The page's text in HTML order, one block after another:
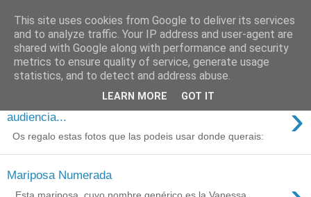
Está de pinga
3/8/26
Agradecimientos a Ares por su
audiencia...
›
Os regalo estas fotos que las podeis usar donde querais:
Mariposa Numerada
Esta mariposa, cuyo nombre genérico es la Vanessa
This site uses cookies from Google to deliver its services
and to analyze traffic. Your IP address and user-agent are
shared with Google along with performance and security
metrics to ensure quality of service, generate usage
statistics, and to detect and address abuse.
LEARN MORE GOT IT